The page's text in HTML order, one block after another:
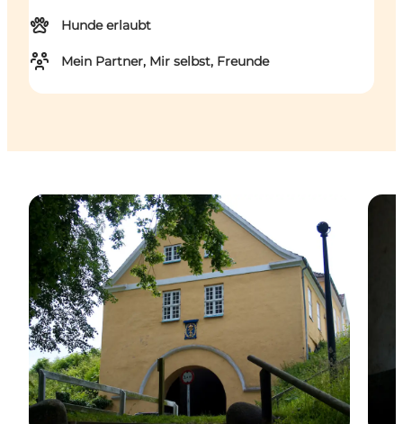
Hunde erlaubt
Mein Partner, Mir selbst, Freunde